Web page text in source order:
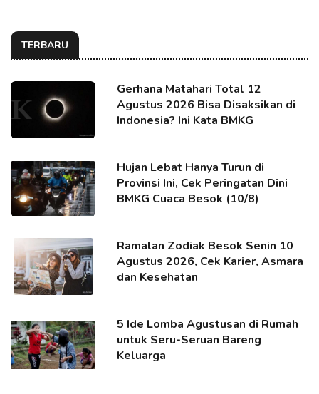
TERBARU
Gerhana Matahari Total 12
Agustus 2026 Bisa Disaksikan di
Indonesia? Ini Kata BMKG
Hujan Lebat Hanya Turun di
Provinsi Ini, Cek Peringatan Dini
BMKG Cuaca Besok (10/8)
Ramalan Zodiak Besok Senin 10
Agustus 2026, Cek Karier, Asmara
dan Kesehatan
5 Ide Lomba Agustusan di Rumah
untuk Seru-Seruan Bareng
Keluarga